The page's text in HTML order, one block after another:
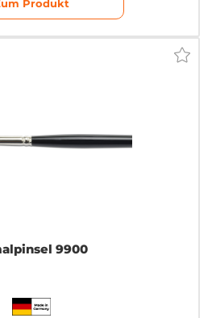
Produkt
9900